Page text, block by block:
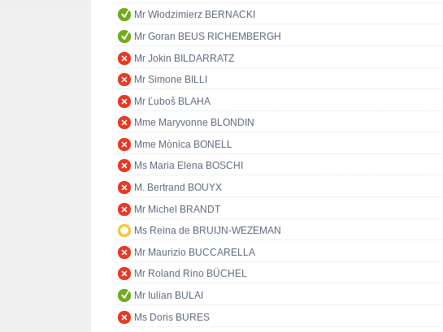
Mr Włodzimierz BERNACKI
Mr Goran BEUS RICHEMBERGH
Mr Jokin BILDARRATZ
Mr Simone BILLI
Mr Ľuboš BLAHA
Mme Maryvonne BLONDIN
Mme Mònica BONELL
Ms Maria Elena BOSCHI
M. Bertrand BOUYX
Mr Michel BRANDT
Ms Reina de BRUIJN-WEZEMAN
Mr Maurizio BUCCARELLA
Mr Roland Rino BÜCHEL
Mr Iulian BULAI
Ms Doris BURES